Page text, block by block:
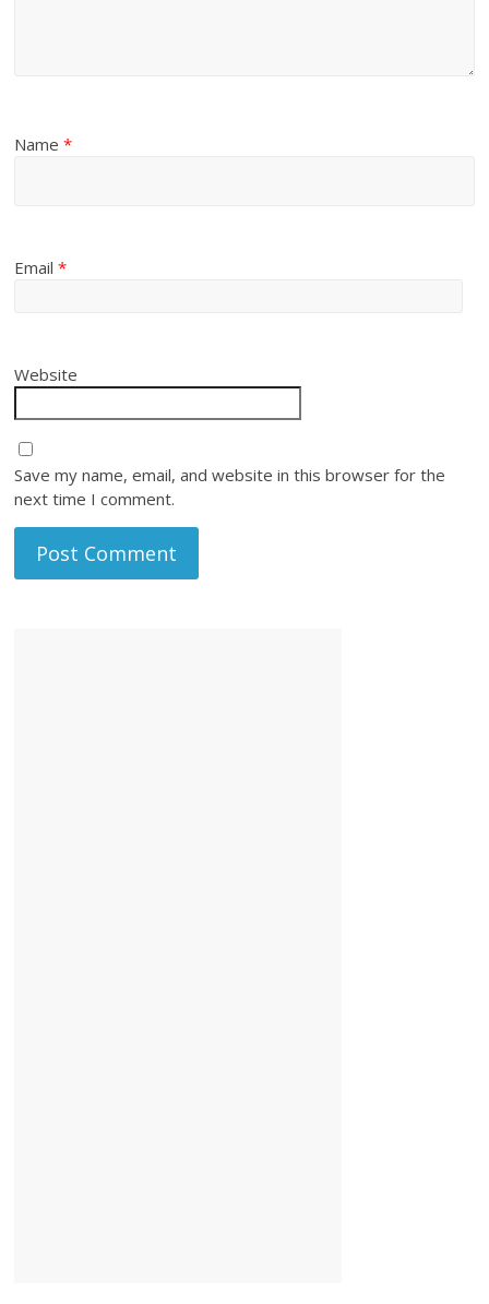
Name*
Email*
Website
Save my name, email, and website in this browser for the
next time I comment.